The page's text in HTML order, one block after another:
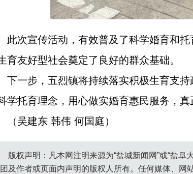
此次宣传活动，有效普及了科学婚育和
育友好型社会奠定了良好的群众基础。
下一步，五烈镇将持续落实积极生育支
学托育理念，用心做实婚育惠民服务，真
（吴建东 韩伟 何国庭）
版权声明：凡本网注明来源为“盐城新闻网”或“盐
及作者或页面内声明的版权人所有。任何媒体、网